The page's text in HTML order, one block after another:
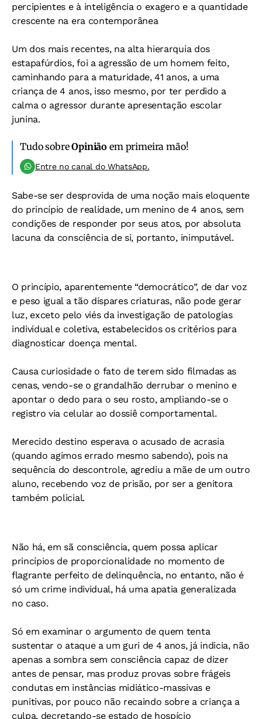
percipientes e à inteligência o exagero e a quantidade
crescente na era contemporânea
Um dos mais recentes, na alta hierarquia dos
estapafúrdios, foi a agressão de um homem feito,
caminhando para a maturidade, 41 anos, a uma
criança de 4 anos, isso mesmo, por ter perdido a
calma o agressor durante apresentação escolar
junina.
Tudo sobreOpinião em primeira mão!
Entre no canal do WhatsApp.
Sabe-se ser desprovida de uma noção mais eloquente
do princípio de realidade, um menino de 4 anos, sem
condições de responder por seus atos, por absoluta
lacuna da consciência de si, portanto, inimputável.
O princípio, aparentemente “democrático”, de dar voz
e peso igual a tão díspares criaturas, não pode gerar
luz, exceto pelo viés da investigação de patologias
individual e coletiva, estabelecidos os critérios para
diagnosticar doença mental.
Causa curiosidade o fato de terem sido filmadas as
cenas, vendo-se o grandalhão derrubar o menino e
apontar o dedo para o seu rosto, ampliando-se o
registro via celular ao dossiê comportamental.
Merecido destino esperava o acusado de acrasia
(quando agimos errado mesmo sabendo), pois na
sequência do descontrole, agrediu a mãe de um outro
aluno, recebendo voz de prisão, por ser a genitora
também policial.
Não há, em sã consciência, quem possa aplicar
princípios de proporcionalidade no momento de
flagrante perfeito de delinquência, no entanto, não é
só um crime individual, há uma apatia generalizada
no caso.
Só em examinar o argumento de quem tenta
sustentar o ataque a um guri de 4 anos, já indicia, não
apenas a sombra sem consciência capaz de dizer
antes de pensar, mas produz provas sobre frágeis
condutas em instâncias midiático-massivas e
punitivas, por pouco não recaindo sobre a criança a
culpa, decretando-se estado de hospício